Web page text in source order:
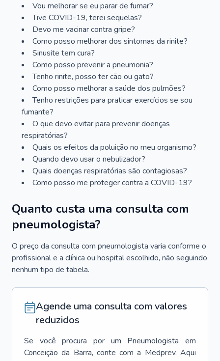
Vou melhorar se eu parar de fumar?
Tive COVID-19, terei sequelas?
Devo me vacinar contra gripe?
Como posso melhorar dos sintomas da rinite?
Sinusite tem cura?
Como posso prevenir a pneumonia?
Tenho rinite, posso ter cão ou gato?
Como posso melhorar a saúde dos pulmões?
Tenho restrições para praticar exercícios se sou
fumante?
O que devo evitar para prevenir doenças
respiratórias?
Quais os efeitos da poluição no meu organismo?
Quando devo usar o nebulizador?
Quais doenças respiratórias são contagiosas?
Como posso me proteger contra a COVID-19?
Quanto custa uma consulta com
pneumologista?
O preço da consulta com pneumologista varia conforme o
profissional e a clínica ou hospital escolhido, não seguindo
nenhum tipo de tabela.
Agende uma consulta com valores
reduzidos
Se você procura por um Pneumologista
em
Conceição da Barra, conte com a Medprev. Aqui